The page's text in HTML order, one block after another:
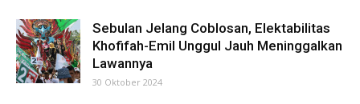
Sebulan Jelang Coblosan, Elektabilitas
Khofifah-Emil Unggul Jauh Meninggalkan
Lawannya
30 Oktober 2024